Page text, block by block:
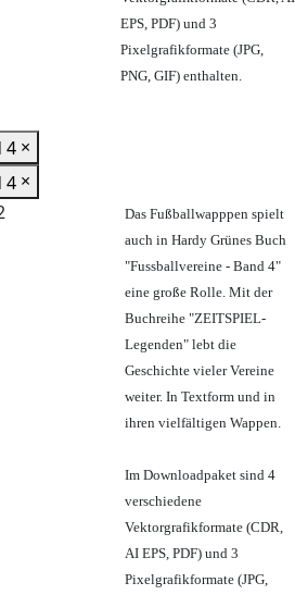
EPS, PDF) und 3
Pixelgrafikformate (JPG,
PNG, GIF) enthalten.
×
×
Das Fußballwapppen spielt
auch in Hardy Grünes Buch
"Fussballvereine - Band 4"
eine große Rolle. Mit der
Buchreihe "ZEITSPIEL-
Legenden" lebt die
Geschichte vieler Vereine
weiter. In Textform und in
ihren vielfältigen Wappen.
Im Downloadpaket sind 4
verschiedene
Vektorgrafikformate (CDR,
AI EPS, PDF) und 3
Pixelgrafikformate (JPG,